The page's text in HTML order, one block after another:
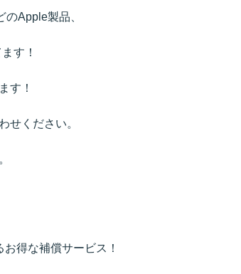
Apple製品、
す！
す！
せください。
得な補償サービス！